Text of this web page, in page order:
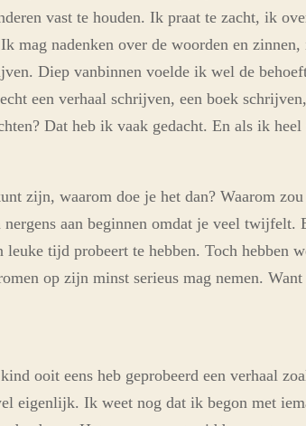
vast te houden. Ik praat te zacht, ik
mag nadenken over de woorden en
Diep vanbinnen voelde ik wel de
een verhaal schrijven, een boek
Dat heb ik vaak gedacht. En als ik
zijn, waarom doe je het dan? Waarom
aan beginnen omdat je veel
tijd probeert te hebben. Toch hebben
op zijn minst serieus mag nemen.
ooit eens heb geprobeerd een verhaal
eigenlijk. Ik weet nog dat ik begon met